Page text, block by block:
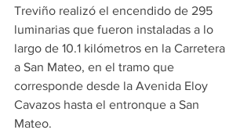
Treviño realizó el encendido de 295
luminarias que fueron instaladas a lo
largo de 10.1 kilómetros en la Carretera
a San Mateo, en el tramo que
corresponde desde la Avenida Eloy
Cavazos hasta el entronque a San
Mateo.